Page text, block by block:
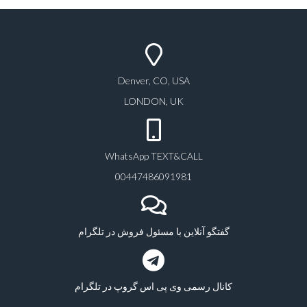
Denver, CO, USA
LONDON, UK
WhatsApp TEXT&CALL
00447486091981
گفتگو آنلاین با مسئول فروش در تلگرام
کانال رسمی وی پی اس گروپ در تلگرام